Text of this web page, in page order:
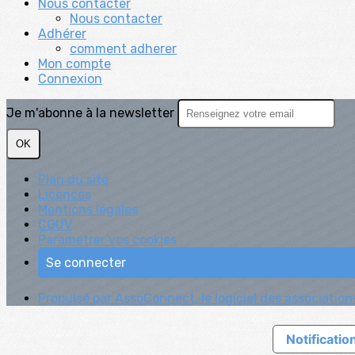
Nous contacter
Nous contacter
Adhérer
comment adherer
Mon compte
Connexion
Je m'abonne à la newsletter
OK
Plan du site
Licences
Mentions légales
CGUV
Paramétrer vos cookies
Se connecter
Propulsé par AssoConnect, le logiciel des